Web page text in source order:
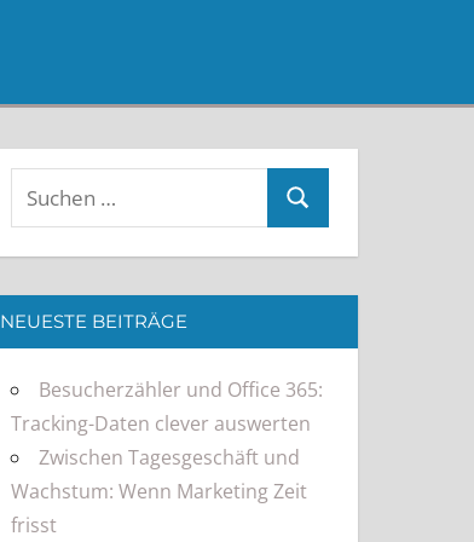
NEUESTE BEITRÄGE
Besucherzähler und Office 365:
Tracking-Daten clever auswerten
Zwischen Tagesgeschäft und
Wachstum: Wenn Marketing Zeit
frisst